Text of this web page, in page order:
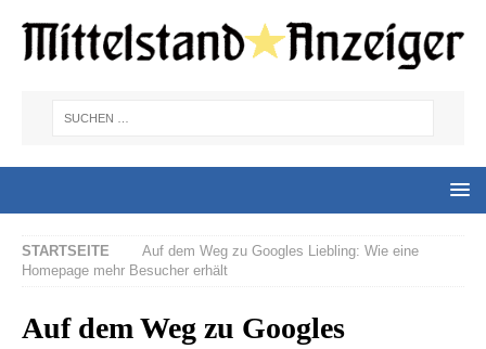
STARTSEITE
Auf dem Weg zu Googles Liebling: Wie eine
Homepage mehr Besucher erhält
Auf dem Weg zu Googles